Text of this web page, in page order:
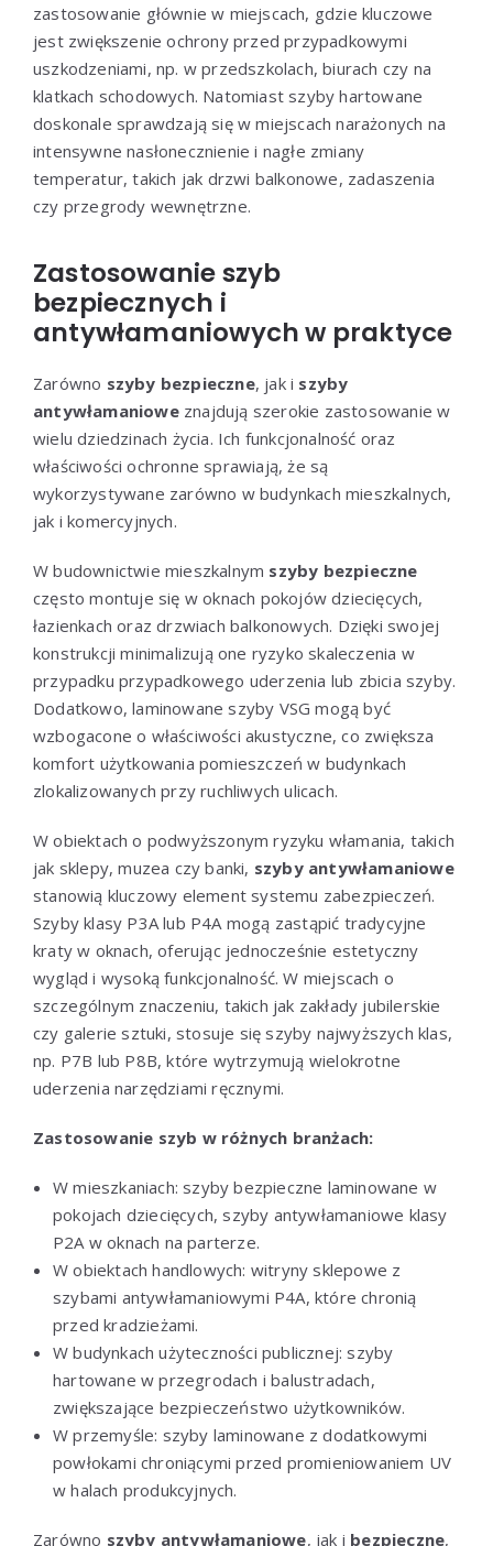
zastosowanie głównie w miejscach, gdzie kluczowe
jest zwiększenie ochrony przed przypadkowymi
uszkodzeniami, np. w przedszkolach, biurach czy na
klatkach schodowych. Natomiast szyby hartowane
doskonale sprawdzają się w miejscach narażonych na
intensywne nasłonecznienie i nagłe zmiany
temperatur, takich jak drzwi balkonowe, zadaszenia
czy przegrody wewnętrzne.
Zastosowanie szyb
bezpiecznych i
antywłamaniowych w praktyce
Zarówno szyby bezpieczne, jak i szyby
antywłamanioweznajdują szerokie zastosowanie w
wielu dziedzinach życia. Ich funkcjonalność oraz
właściwości ochronne sprawiają, że są
wykorzystywane zarówno w budynkach mieszkalnych,
jak i komercyjnych.
W budownictwie mieszkalnym szyby bezpieczne
często montuje się w oknach pokojów dziecięcych,
łazienkach oraz drzwiach balkonowych. Dzięki swojej
konstrukcji minimalizują one ryzyko skaleczenia w
przypadku przypadkowego uderzenia lub zbicia szyby.
Dodatkowo, laminowane szyby VSG mogą być
wzbogacone o właściwości akustyczne, co zwiększa
komfort użytkowania pomieszczeń w budynkach
zlokalizowanych przy ruchliwych ulicach.
W obiektach o podwyższonym ryzyku włamania, takich
jak sklepy, muzea czy banki, szyby antywłamaniowe
stanowią kluczowy element systemu zabezpieczeń.
Szyby klasy P3A lub P4A mogą zastąpić tradycyjne
kraty w oknach, oferując jednocześnie estetyczny
wygląd i wysoką funkcjonalność. W miejscach o
szczególnym znaczeniu, takich jak zakłady jubilerskie
czy galerie sztuki, stosuje się szyby najwyższych klas,
np. P7B lub P8B, które wytrzymują wielokrotne
uderzenia narzędziami ręcznymi.
Zastosowanie szyb w różnych branżach:
W mieszkaniach: szyby bezpieczne laminowane w
pokojach dziecięcych, szyby antywłamaniowe klasy
P2A w oknach na parterze.
W obiektach handlowych: witryny sklepowe z
szybami antywłamaniowymi P4A, które chronią
przed kradzieżami.
W budynkach użyteczności publicznej: szyby
hartowane w przegrodach i balustradach,
zwiększające bezpieczeństwo użytkowników.
W przemyśle: szyby laminowane z dodatkowymi
powłokami chroniącymi przed promieniowaniem UV
w halach produkcyjnych.
Zarówno szyby antywłamaniowe, jak i bezpieczne,